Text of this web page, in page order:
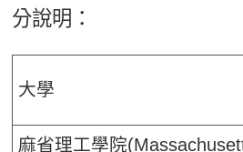
分說明：
大學
麻省理工學院